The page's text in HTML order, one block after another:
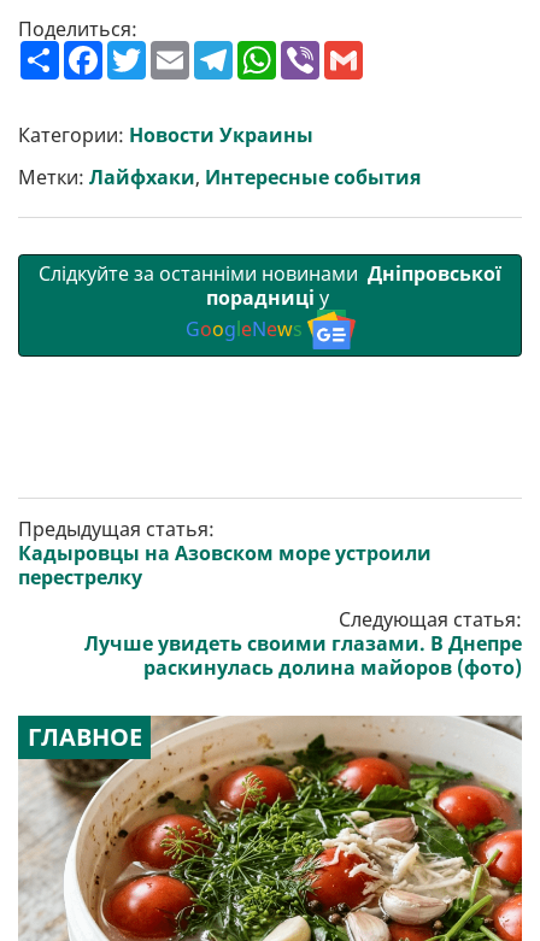
Поделиться:
П
о
р
и
т
и
F
a
b
o
o
k
T
w
t
e
r
E
m
l
T
e
g
r
a
m
W
h
s
A
p
p
V
Категории: Новости Украины
Метки: Лайфхаки, Интересные события
Слідкуйте за останніми новинами Дніпровської
порадниці у
GoogleNews
Предыдущая статья:
Кадыровцы на Азовском море устроили
перестрелку
Следующая статья:
Лучше увидеть своими глазами. В Днепре
раскинулась долина майоров (фото)
ГЛАВНОЕ